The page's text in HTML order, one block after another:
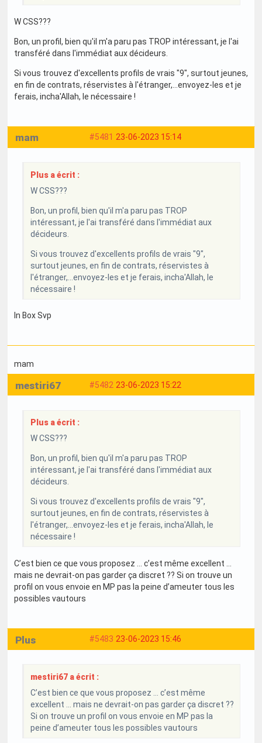
W CSS???
Bon, un profil, bien qu'il m'a paru pas TROP intéressant, je l'ai
transféré dans l'immédiat aux décideurs.
Si vous trouvez d'excellents profils de vrais "9", surtout jeunes,
en fin de contrats, réservistes à l'étranger,...envoyez-les et je
ferais, incha'Allah, le nécessaire !
#5481 23-06-2023 15:14
mam
Plus a écrit :
W CSS???
Bon, un profil, bien qu'il m'a paru pas TROP
intéressant, je l'ai transféré dans l'immédiat aux
décideurs.
Si vous trouvez d'excellents profils de vrais "9",
surtout jeunes, en fin de contrats, réservistes à
l'étranger,...envoyez-les et je ferais, incha'Allah, le
nécessaire !
In Box Svp
mam
#5482 23-06-2023 15:22
mestiri67
Plus a écrit :
W CSS???
Bon, un profil, bien qu'il m'a paru pas TROP
intéressant, je l'ai transféré dans l'immédiat aux
décideurs.
Si vous trouvez d'excellents profils de vrais "9",
surtout jeunes, en fin de contrats, réservistes à
l'étranger,...envoyez-les et je ferais, incha'Allah, le
nécessaire !
C’est bien ce que vous proposez … c’est même excellent …
mais ne devrait-on pas garder ça discret ?? Si on trouve un
profil on vous envoie en MP pas la peine d’ameuter tous les
possibles vautours
#5483 23-06-2023 15:46
Plus
mestiri67 a écrit :
C’est bien ce que vous proposez … c’est même
excellent … mais ne devrait-on pas garder ça discret ??
Si on trouve un profil on vous envoie en MP pas la
peine d’ameuter tous les possibles vautours